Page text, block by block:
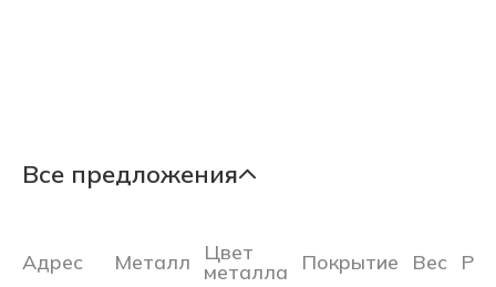
Все предложения
Адрес Металл Цвет
металла Покрытие Вес